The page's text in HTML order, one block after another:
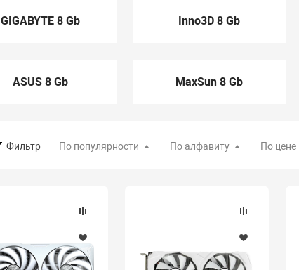
GIGABYTE 8 Gb Inno3D 8 Gb
ASUS 8 Gb MaxSun 8 Gb
Фильтр По популярности По алфавиту По цене